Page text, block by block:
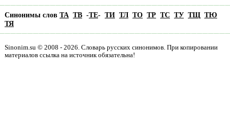
Синонимы слов ТА ТВ-ТЕ- ТИ ТЛ ТО ТР ТС ТУ ТЩ ТЮ
ТЯ
Sinonim.su © 2008 - 2026. Словарь русских синонимов. При копировании
материалов ссылка на источник обязательна!